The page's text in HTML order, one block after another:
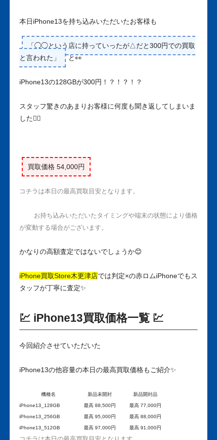
本日iPhone13を持ち込みいただいたお客様も
「◯◯という店に持っていったが△だと300円での買取
と言われた」
と👀
iPhone13の128GBが300円！？！？！？
スタッフ驚きのあまりお客様に何度も聞き返してしまいま
した🙇‍♀️
買取価格 54,000円
コチラは本日の最高買取目安となります。
お持ち込みいただいたタイミングや端末の状態により価格
が変動する場合がございます。
かなりの高額査定ではないでしょうか😊
iPhone買取Store木更津店では判定×の赤ロムiPhoneでもス
タッフが丁寧に査定✨
💹 iPhone13買取価格一覧 💹
今回紹介させていただいた
iPhone13の他容量の本日の最高買取価格もご紹介✨
機種名 新品未開封 新品開封品
iPhone13_128GB 最高 88,500円 最高 77,000円
iPhone13_256GB 最高 95,000円 最高 88,000円
iPhone13_512GB 最高 97,000円 最高 91,000円